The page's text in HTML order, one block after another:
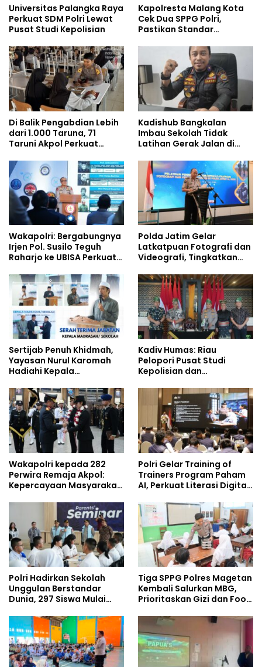
Universitas Palangka Raya
Perkuat SDM Polri Lewat
Pusat Studi Kepolisian
Kapolresta Malang Kota
Cek Dua SPPG Polri,
Pastikan Standar
Pengelolaan Limbah
Berjalan Optimal
Di Balik Pengabdian Lebih
dari 1.000 Taruna, 71
Taruni Akpol Perkuat
Siswa Sekolah Rakyat
Kadishub Bangkalan
Imbau Sekolah Tidak
Latihan Gerak Jalan di
Wakapolri: Bergabungnya
Irjen Pol. Susilo Teguh
Raharjo ke UBISA Perkuat
Studi Kepolisian
Polda Jatim Gelar
Latkatpuan Fotografi dan
Videografi, Tingkatkan
Era Digital
Sertijab Penuh Khidmah,
Yayasan Nurul Karomah
Hadiahi Kepala
Umrah
Kadiv Humas: Riau
Pelopori Pusat Studi
Kepolisian dan
Policing Masuki Babak
Wakapolri kepada 282
Perwira Remaja Akpol:
Kepercayaan Masyarakat
Polri Gelar Training of
Trainers Program Paham
AI, Perkuat Literasi Digital
Polri Hadirkan Sekolah
Unggulan Berstandar
Dunia, 297 Siswa Mulai
Tiga SPPG Polres Magetan
Kembali Salurkan MBG,
Prioritaskan Gizi dan Food